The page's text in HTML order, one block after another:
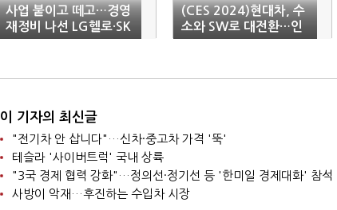
사업 붙이고 떼고…경영
재정비 나선 LG헬로·SK
B
(CES 2024)현대차, 수
소와 SW로 대전환…인
류의 삶 바꾼다
이 기자의 최신글
"전기차 안 삽니다"…신차·중고차 가격 '뚝'
테슬라 '사이버트럭' 국내 상륙
"3국 경제 협력 강화"…정의선·정기선 등 '한미일 경제대화' 참석
사방이 악재…후진하는 수입차 시장